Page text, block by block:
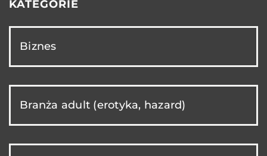
KATEGORIE
Biznes
Branża adult (erotyka, hazard)